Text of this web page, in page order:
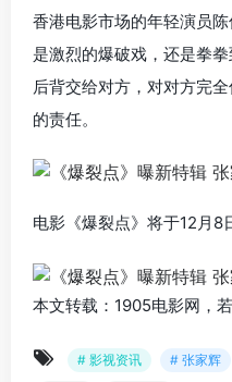
香港电影市场的年轻演员
是激烈的爆破戏，还是拳
后背交给对方，对对方完
的责任。
电影《爆裂点》将于12月8
本文转载：1905电影网，
# 影视资讯 # 张家辉